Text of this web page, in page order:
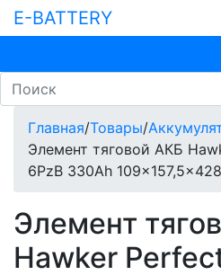
E-BATTERY
Главная/Товары/
Элемент тяговой АКБ
6PzB 330Ah
Элемент
Hawker